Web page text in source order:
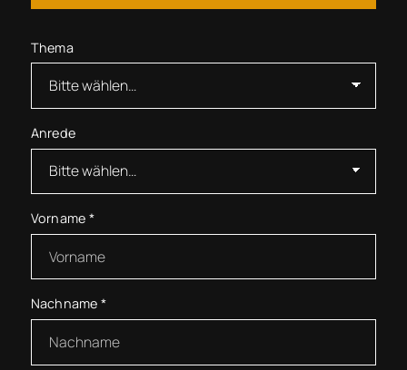
Thema
Anrede
Vorname *
Nachname *